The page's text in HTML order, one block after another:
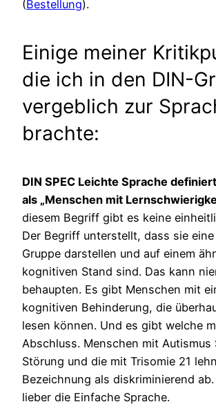
(Bestellung).
Einige meiner
die ich in den DIN-
vergeblich zur
brachte:
DIN SPEC Leichte Sprache
als „Menschen mit
diesem Begriff gibt es keine
Der Begriff unterstellt, dass sie
Gruppe darstellen und auf einem
kognitiven Stand sind. Das kann
behaupten. Es gibt Menschen mit
kognitiven Behinderung, die
lesen können. Und es gibt welche
Abschluss. Menschen mit Autismus
Störung und die mit Trisomie 21
Bezeichnung als diskriminierend
lieber die Einfache Sprache.